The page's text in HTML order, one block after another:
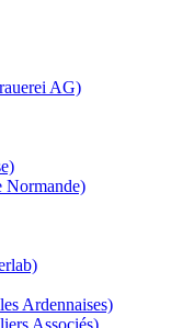
AG)
Ardennaises)
Associés)